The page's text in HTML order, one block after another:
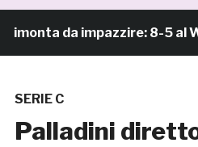
da impazzire: 8-5 al
SERIE C
Palladini